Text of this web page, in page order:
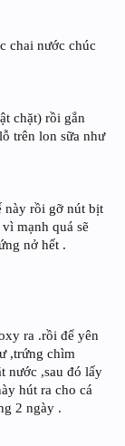
chai nước chúc
chặt) rồi gắn
trên lon sữa như
này rồi gỡ nút bịt
mạnh quá sẽ
nở hết .
ra .rồi để yên
,trứng chìm
nước ,sau đó lấy
hút ra cho cá
2 ngày .